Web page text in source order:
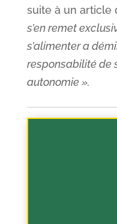
suite à un article
s’en remet
s’alimenter a
responsabilité de
autonomie ».